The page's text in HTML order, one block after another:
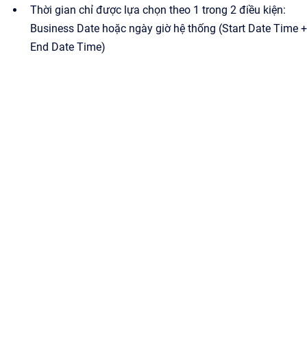
Thời gian chỉ được lựa chọn theo 1 trong 2 điều kiện:
Business Date hoặc ngày giờ hệ thống (Start Date Time +
End Date Time)